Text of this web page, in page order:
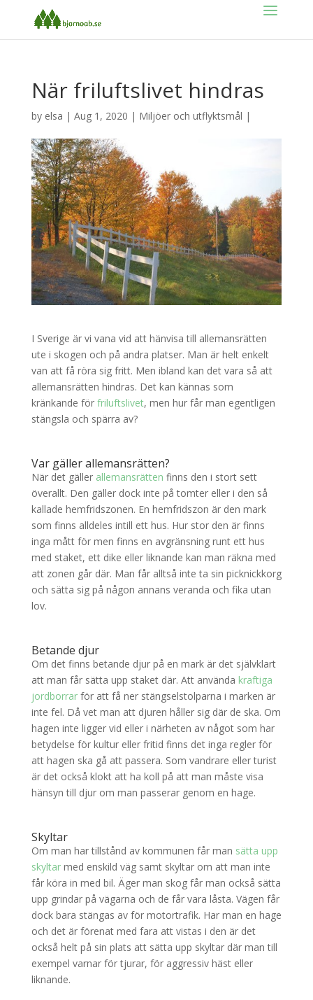
När friluftslivet hindras
by elsa | Aug 1, 2020 | Miljöer och utflyktsmål |
I Sverige är vi vana vid att hänvisa till allemansrätten
ute i skogen och på andra platser. Man är helt enkelt
van att få röra sig fritt. Men ibland kan det vara så att
allemansrätten hindras. Det kan kännas som
kränkande för friluftslivet, men hur får man egentligen
stängsla och spärra av?
Var gäller allemansrätten?
När det gäller allemansrätten finns den i stort sett
överallt. Den gäller dock inte på tomter eller i den så
kallade hemfridszonen. En hemfridszon är den mark
som finns alldeles intill ett hus. Hur stor den är finns
inga mått för men finns en avgränsning runt ett hus
med staket, ett dike eller liknande kan man räkna med
att zonen går där. Man får alltså inte ta sin picknickkorg
och sätta sig på någon annans veranda och fika utan
lov.
Betande djur
Om det finns betande djur på en mark är det självklart
att man får sätta upp staket där. Att använda kraftiga
jordborrarför att få ner stängselstolparna i marken är
inte fel. Då vet man att djuren håller sig där de ska. Om
hagen inte ligger vid eller i närheten av något som har
betydelse för kultur eller fritid finns det inga regler för
att hagen ska gå att passera. Som vandrare eller turist
är det också klokt att ha koll på att man måste visa
hänsyn till djur om man passerar genom en hage.
Skyltar
Om man har tillstånd av kommunen får man sätta upp
skyltarmed enskild väg samt skyltar om att man inte
får köra in med bil. Äger man skog får man också sätta
upp grindar på vägarna och de får vara låsta. Vägen får
dock bara stängas av för motortrafik. Har man en hage
och det är förenat med fara att vistas i den är det
också helt på sin plats att sätta upp skyltar där man till
exempel varnar för tjurar, för aggressiv häst eller
liknande.